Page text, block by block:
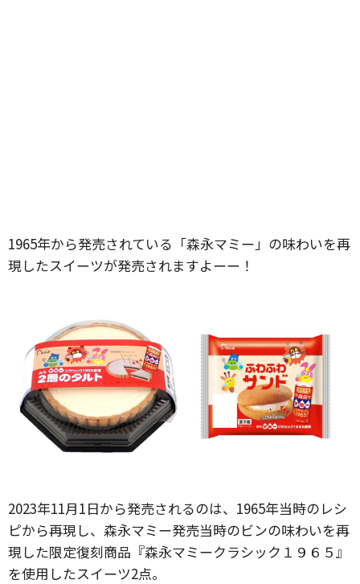
1965年から発売されている「森永マミー」の味わいを再
現したスイーツが発売されますよーー！
2023年11月1日から発売されるのは、1965年当時のレシ
ピから再現し、森永マミー発売当時のビンの味わいを再
現した限定復刻商品『森永マミークラシック１９６５』
を使用したスイーツ2点。